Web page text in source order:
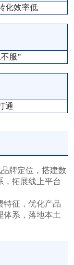
化效率低
服”
通
牌定位，搭建数
，拓展线上平台
特征，优化产品
体系，落地本土